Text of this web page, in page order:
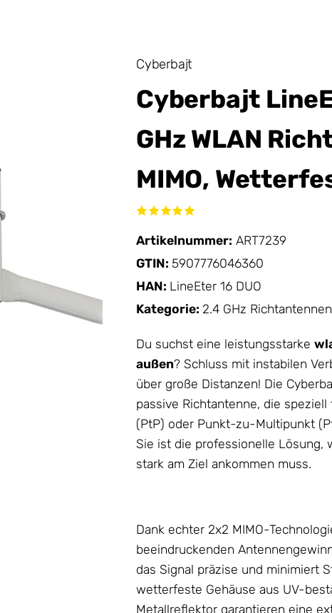
Cyberbajt
Cyberbajt
GHz WLAN
MIMO,
Artikelnummer: ART7239
GTIN: 5907776046360
HAN: LineEter 16 DUO
Kategorie: 2.4 GHz Richtantennen
Du suchst eine leistungsstarke
außen? Schluss mit instabilen
über große Distanzen! Die
passive Richtantenne, die
(PtP) oder Punkt-zu-Multipunkt
Sie ist die professionelle Lösung,
stark am Ziel ankommen muss.
Dank echter 2x2 MIMO-
beeindruckenden
das Signal präzise und minimiert
wetterfeste Gehäuse aus UV-
Metallreflektor garantieren eine